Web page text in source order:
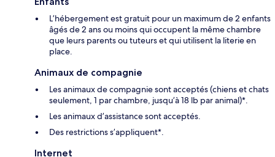
L’hébergement est gratuit pour un maximum de 2 enfants
âgés de 2 ans ou moins qui occupent la même chambre
que leurs parents ou tuteurs et qui utilisent la literie en
place.
Animaux de compagnie
Les animaux de compagnie sont acceptés (chiens et chats
seulement, 1 par chambre, jusqu’à 18 lb par animal)*.
Les animaux d’assistance sont acceptés.
Des restrictions s’appliquent*.
Internet